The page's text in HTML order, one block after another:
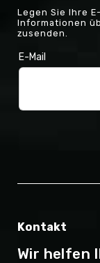
Legen Sie Ihre
Informationen
zusenden.
E-Mail
Kontakt
Wir helfen